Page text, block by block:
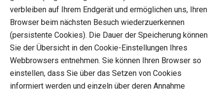
verbleiben auf Ihrem Endgerät und ermöglichen uns, Ihren
Browser beim nächsten Besuch wiederzuerkennen
(persistente Cookies). Die Dauer der Speicherung können
Sie der Übersicht in den Cookie-Einstellungen Ihres
Webbrowsers entnehmen. Sie können Ihren Browser so
einstellen, dass Sie über das Setzen von Cookies
informiert werden und einzeln über deren Annahme